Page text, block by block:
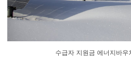
수급자 지원금 에너지바우